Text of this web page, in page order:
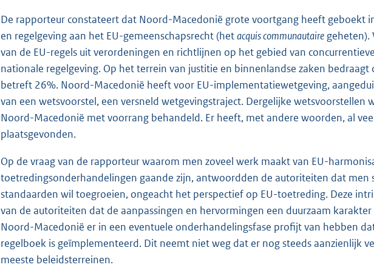
De rapporteur constateert dat Noord-Macedonië grote voortgang heeft geboekt
en regelgeving aan het EU-gemeenschapsrecht (hetacquis communautaire geheten).
van de EU-regels uit verordeningen en richtlijnen op het gebied van
nationale regelgeving. Op het terrein van justitie en binnenlandse zaken
betreft 26%. Noord-Macedonië heeft voor EU-implementatiewetgeving,
van een wetsvoorstel, een versneld wetgevingstraject. Dergelijke wetsvoorstellen
Noord-Macedonië met voorrang behandeld. Er heeft, met andere woorden, al
plaatsgevonden.
Op de vraag van de rapporteur waarom men zoveel werk maakt van EU-
toetredingsonderhandelingen gaande zijn, antwoordden de autoriteiten dat men
standaarden wil toegroeien, ongeacht het perspectief op EU-toetreding. Deze
van de autoriteiten dat de aanpassingen en hervormingen een duurzaam
Noord-Macedonië er in een eventuele onderhandelingsfase profijt van hebben
regelboek is geïmplementeerd. Dit neemt niet weg dat er nog steeds aanzienlijk
meeste beleidsterreinen.